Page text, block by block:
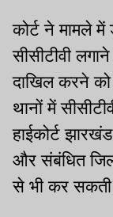
कोर्ट ने मामले में
सीसीटीवी
दाखिल करने को
थानों में
हाईकोर्ट
और संबंधित
से भी कर